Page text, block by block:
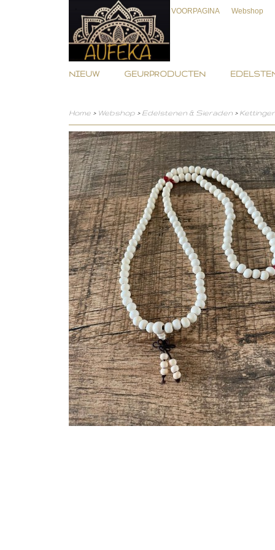
VOORPAGINA Webshop
NIEUW GEURPRODUCTEN
Home > Webshop > Edelstenen & Sieraden >